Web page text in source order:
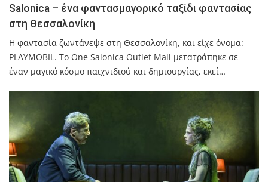
Salonica – ένα φαντασμαγορικό ταξίδι φαντασίας
στη Θεσσαλονίκη
Η φαντασία ζωντάνεψε στη Θεσσαλονίκη, και είχε όνομα:
PLAYMOBIL. Το One Salonica Outlet Mall μετατράπηκε σε
έναν μαγικό κόσμο παιχνιδιού και δημιουργίας, εκεί…